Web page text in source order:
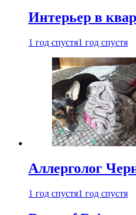
Интерьер в
1 год спустя1 год спустя
Аллерголог
1 год спустя1 год спустя